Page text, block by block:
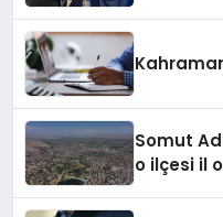
Somut
o ilçesi il